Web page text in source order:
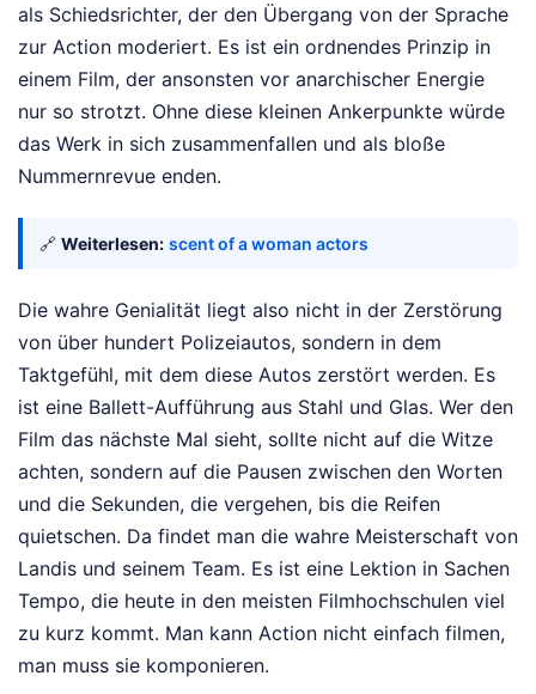
als Schiedsrichter, der den Übergang von der Sprache
zur Action moderiert. Es ist ein ordnendes Prinzip in
einem Film, der ansonsten vor anarchischer Energie
nur so strotzt. Ohne diese kleinen Ankerpunkte würde
das Werk in sich zusammenfallen und als bloße
Nummernrevue enden.
🔗 Weiterlesen: scent of a woman actors
Die wahre Genialität liegt also nicht in der Zerstörung
von über hundert Polizeiautos, sondern in dem
Taktgefühl, mit dem diese Autos zerstört werden. Es
ist eine Ballett-Aufführung aus Stahl und Glas. Wer den
Film das nächste Mal sieht, sollte nicht auf die Witze
achten, sondern auf die Pausen zwischen den Worten
und die Sekunden, die vergehen, bis die Reifen
quietschen. Da findet man die wahre Meisterschaft von
Landis und seinem Team. Es ist eine Lektion in Sachen
Tempo, die heute in den meisten Filmhochschulen viel
zu kurz kommt. Man kann Action nicht einfach filmen,
man muss sie komponieren.